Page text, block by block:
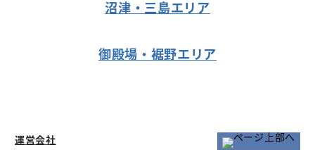
沼津・三島エリア
御殿場・裾野エリア
運営会社